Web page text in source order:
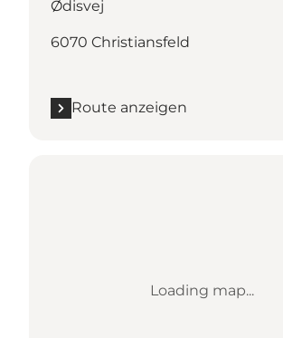
Ødisvej
6070 Christiansfeld
Route anzeigen
Loading map...